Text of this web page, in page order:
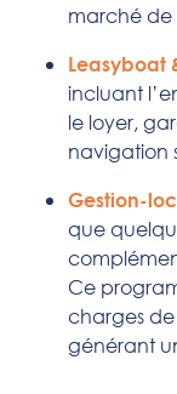
marché de
Leasyboat
incluant
le loyer,
navigation
Gestion-
que
Ce
charges
générant